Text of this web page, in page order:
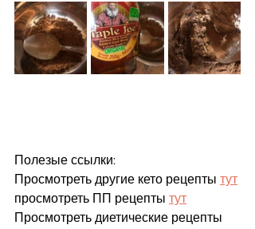
Полезые ссылки:
Просмотреть другие кето рецепты тут
просмотреть ПП рецепты тут
Просмотреть диетические рецепты